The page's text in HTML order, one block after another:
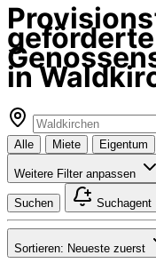
geförderte
in
Alle Miete Eigentum
Weitere Filter anpassen
Suchen Suchagent
Sortieren: Neueste zuerst